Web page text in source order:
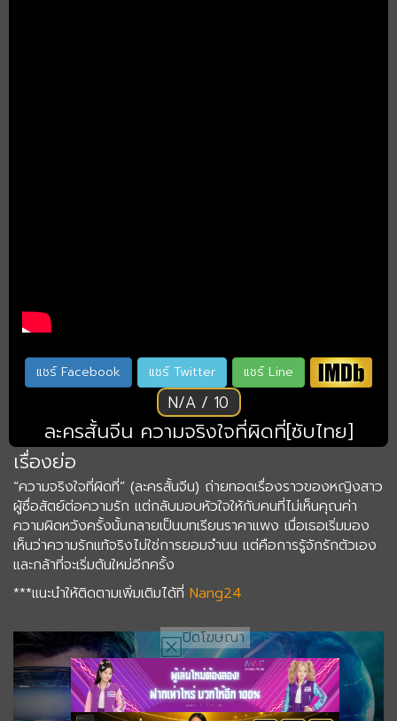
แชร์ Facebook แชร์ Twitter แชร์ Line
N/A / 10
ละครสั้นจีน ความจริงใจที่ผิดที่[ซับไทย]
เรื่องย่อ
“ความจริงใจที่ผิดที่” (ละครสั้นจีน) ถ่ายทอดเรื่องราวของหญิงสาว
ผู้ซื่อสัตย์ต่อความรัก แต่กลับมอบหัวใจให้กับคนที่ไม่เห็นคุณค่า
ความผิดหวังครั้งนั้นกลายเป็นบทเรียนราคาแพง เมื่อเธอเริ่มมอง
เห็นว่าความรักแท้จริงไม่ใช่การยอมจำนน แต่คือการรู้จักรักตัวเอง
และกล้าที่จะเริ่มต้นใหม่อีกครั้ง
***แนะนำให้ติดตามเพิ่มเติมได้ที่ Nang24
ปิดโฆษณา